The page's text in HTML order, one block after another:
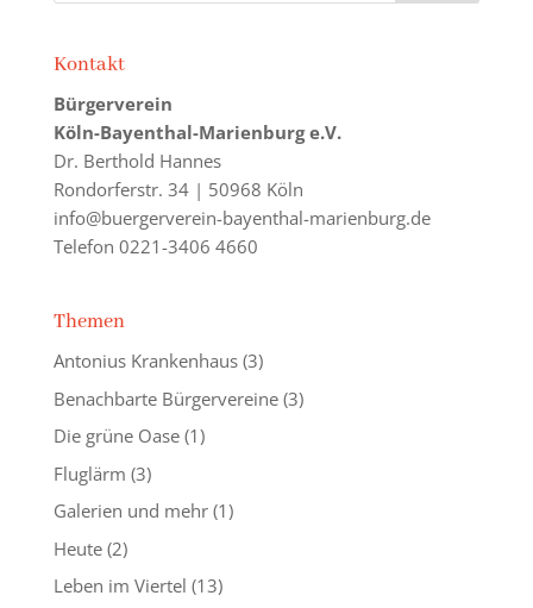
Kontakt
Bürgerverein
Köln-Bayenthal-Marienburg e.V.
Dr. Berthold Hannes
Rondorferstr. 34 | 50968 Köln
info@buergerverein-bayenthal-marienburg.de
Telefon 0221-3406 4660
Themen
Antonius Krankenhaus(3)
Benachbarte Bürgervereine(3)
Die grüne Oase(1)
Fluglärm (3)
Galerien und mehr(1)
Heute(2)
Leben im Viertel (13)